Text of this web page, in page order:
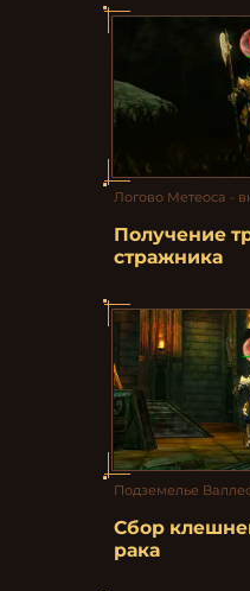
Логово Метеоса -
Получение
стражника
Подземелье
Сбор
рака